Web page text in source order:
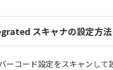
スキャナの設定方法
ーコード設定をスキャンして